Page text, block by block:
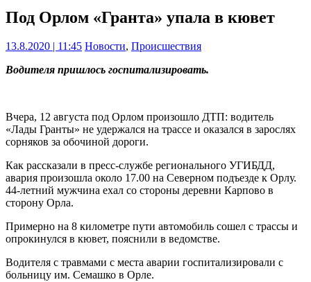
Под Орлом «Гранта» упала в кювет
13.8.2020 | 11:45 Новости, Происшествия
Водителя пришлось госпитализировать.
Вчера, 12 августа под Орлом произошло ДТП: водитель
«Лады Гранты» не удержался на трассе и оказался в зарослях
сорняков за обочиной дороги.
Как рассказали в пресс-службе регионального УГИБДД,
авария произошла около 17.00 на Северном подъезде к Орлу.
44-летний мужчина ехал со стороны деревни Карпово в
сторону Орла.
Примерно на 8 километре пути автомобиль сошел с трассы и
опрокинулся в кювет, пояснили в ведомстве.
Водителя с травмами с места аварии госпитализировали с
больницу им. Семашко в Орле.